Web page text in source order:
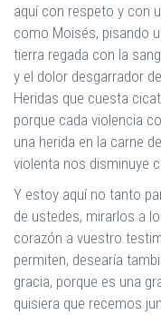
aquí con respeto y con
como Moisés, pisando
tierra regada con la
y el dolor desgarrador
Heridas que cuesta
porque cada violencia
una herida en la carne
violenta nos disminuye
Y estoy aquí no tanto
de ustedes, mirarlos a
corazón a vuestro
permiten, desearía
gracia, porque es una
quisiera que recemos